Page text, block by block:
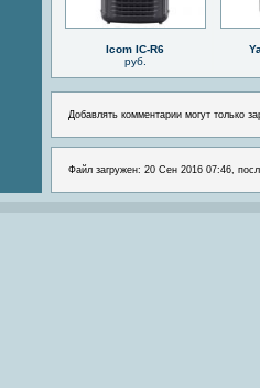
Icom IC-R6
руб.
Добавлять комментарии могут только
Файл загружен: 20 Сен 2016 07:46,